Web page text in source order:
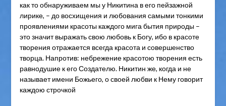
как то обнаруживаем мы у Никитина в его пейзажной
лирике, – до восхищения и любования самыми тонкими
проявлениями красоты каждого мига бытия природы –
это значит выражать свою любовь к Богу, ибо в красоте
творения отражается всегда красота и совершенство
творца. Напротив: небрежение красотою творения есть
равнодушие к его Создателю. Никитин же, когда и не
называет имени Божьего, о своей любви к Нему говорит
каждою строчкой